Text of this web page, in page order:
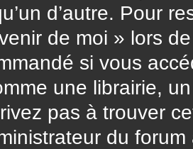
d’autre. Pour
de moi » lors
si vous
une librairie,
pas à trouver
du